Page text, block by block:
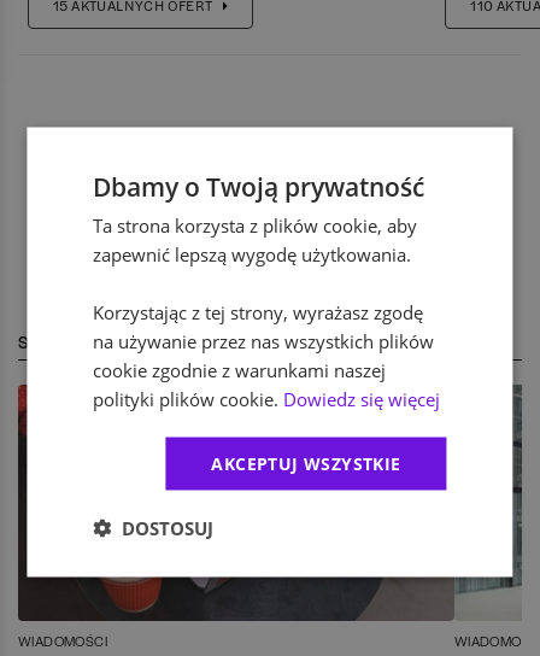
15AKTUALNYCH OFERT 110
STREFA EKSPERTA
WIADOMOŚCI
Dbamy o Twoją prywatność
Ta strona korzysta z plików cookie, aby
zapewnić lepszą wygodę użytkowania.
Korzystając z tej strony, wyrażasz zgodę
na używanie przez nas wszystkich plików
cookie zgodnie z warunkami naszej
polityki plików cookie. Dowiedz się więcej
AKCEPTUJ WSZYSTKIE
DOSTOSUJ